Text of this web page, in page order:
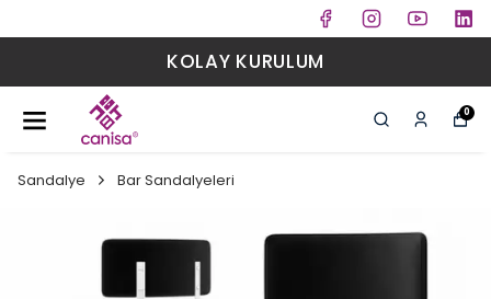
KOLAY KURULUM
0
Sandalye Bar Sandalyeleri